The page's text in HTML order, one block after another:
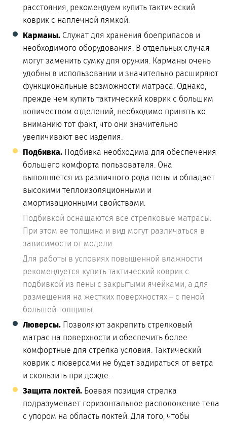
расстояния, рекомендуем купить тактический
коврик с наплечной лямкой.
Карманы. Служат для хранения боеприпасов и
необходимого оборудования. В отдельных случая
могут заменить сумку для оружия. Карманы очень
удобны в использовании и значительно расширяют
функциональные возможности матраса. Однако,
прежде чем купить тактический коврик с большим
количеством отделений, необходимо принять ко
вниманию тот факт, что они значительно
увеличивают вес изделия.
Подбивка. Подбивка необходима для обеспечения
большего комфорта пользователя. Она
выполняется из различного рода пены и обладает
высокими теплоизоляционными и
амортизационными свойствами.
Подбивкой оснащаются все стрелковые матрасы.
При этом ее толщина и вид могут различаться в
зависимости от модели.
Для работы в условиях повышенной влажности
рекомендуется купить тактический коврик с
подбивкой из пены с закрытыми ячейками, а для
размещения на жестких поверхностях – с пеной
большей толщины.
Люверсы. Позволяют закрепить стрелковый
матрас на поверхности и обеспечить более
комфортные для стрелка условия. Тактический
коврик с люверсами не будет задираться от ветра
и скользить при дожде.
Защита локтей. Боевая позиция стрелка
подразумевает горизонтальное расположение тела
с упором на область локтей. Для того, чтобы